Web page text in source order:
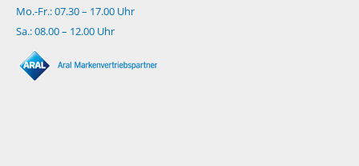
Mo.-Fr.: 07.30 – 17.00 Uhr
Sa.: 08.00 – 12.00 Uhr